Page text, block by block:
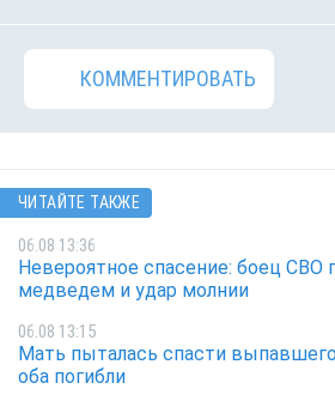
КОММЕНТИРОВАТЬ
ЧИТАЙТЕ ТАКЖЕ
06.08 13:36
Невероятное спасение: боец СВО
медведем и удар молнии
06.08 13:15
Мать пыталась спасти
оба погибли